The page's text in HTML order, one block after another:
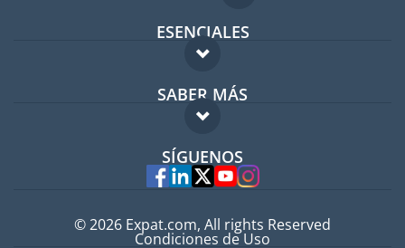
ESENCIALES
Foro para expatriados
Guía para expatriados
Trabajos en el extranjero
SABER MÁS
FAQ
Expertos
SÍGUENOS
© 2026 Expat.com, All rights Reserved
Condiciones de Uso